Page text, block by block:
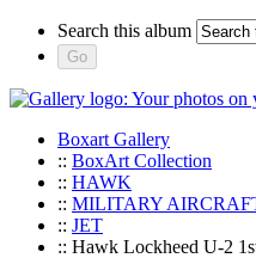
Search this album
Boxart Gallery
:: BoxArt Collection
:: HAWK
:: MILITARY
:: JET
:: Hawk Lockheed U-2